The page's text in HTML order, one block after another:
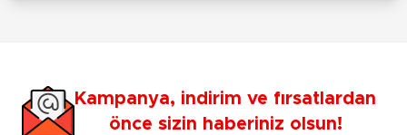
Kampanya, indirim ve fırsatlardan
önce sizin haberiniz olsun!